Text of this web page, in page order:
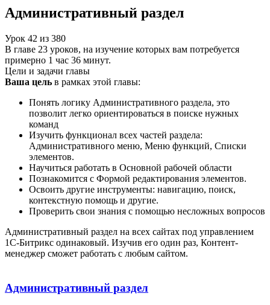
Административный раздел
Урок 42 из 380
В главе 23 уроков, на изучение которых вам потребуется
примерно 1 час 36 минут.
Цели и задачи главы
Ваша цель в рамках этой главы:
Понять логику Административного раздела, это
позволит легко ориентироваться в поиске нужных
команд
Изучить функционал всех частей раздела:
Административного меню, Меню функций, Списки
элементов.
Научиться работать в Основной рабочей области
Познакомится с Формой редактирования элементов.
Освоить другие инструменты: навигацию, поиск,
контекстную помощь и другие.
Проверить свои знания с помощью несложных вопросов
Административный раздел на всех сайтах под управлением
1С-Битрикс одинаковый. Изучив его один раз, Контент-
менеджер сможет работать с любым сайтом.
Административный раздел